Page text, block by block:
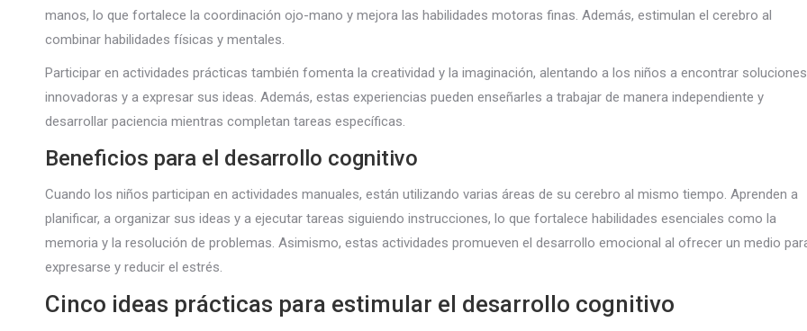
manos, lo que fortalece la coordinación ojo-mano y mejora las habilidades motoras finas. Además, estimulan el cerebro al
combinar habilidades físicas y mentales.
Participar en actividades prácticas también fomenta la creatividad y la imaginación, alentando a los niños a encontrar soluciones
innovadoras y a expresar sus ideas. Además, estas experiencias pueden enseñarles a trabajar de manera independiente y
desarrollar paciencia mientras completan tareas específicas.
Beneficios para el desarrollo cognitivo
Cuando los niños participan en actividades manuales, están utilizando varias áreas de su cerebro al mismo tiempo. Aprenden a
planificar, a organizar sus ideas y a ejecutar tareas siguiendo instrucciones, lo que fortalece habilidades esenciales como la
memoria y la resolución de problemas. Asimismo, estas actividades promueven el desarrollo emocional al ofrecer un medio
expresarse y reducir el estrés.
Cinco ideas prácticas para estimular el desarrollo cognitivo